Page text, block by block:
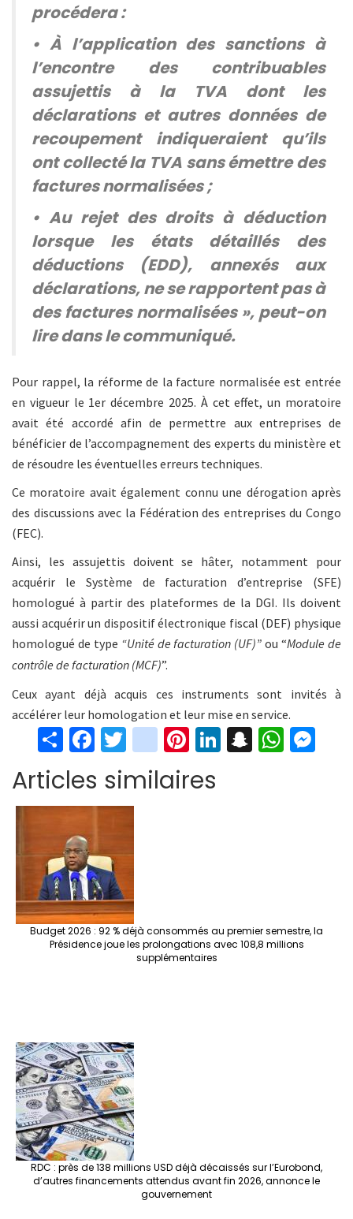
procédera :
• À l’application des sanctions à
l’encontre des contribuables
assujettis à la TVA dont les
déclarations et autres données de
recoupement indiqueraient qu’ils
ont collecté la TVA sans émettre des
factures normalisées ;
• Au rejet des droits à déduction
lorsque les états détaillés des
déductions (EDD), annexés aux
déclarations, ne se rapportent pas à
des factures normalisées », peut-on
lire dans le communiqué.
Pour rappel, la réforme de la facture normalisée est entrée
en vigueur le 1er décembre 2025. À cet effet, un moratoire
avait été accordé afin de permettre aux entreprises de
bénéficier de l’accompagnement des experts du ministère et
de résoudre les éventuelles erreurs techniques.
Ce moratoire avait également connu une dérogation après
des discussions avec la Fédération des entreprises du Congo
(FEC).
Ainsi, les assujettis doivent se hâter, notamment pour
acquérir le Système de facturation d’entreprise (SFE)
homologué à partir des plateformes de la DGI. Ils doivent
aussi acquérir un dispositif électronique fiscal (DEF) physique
homologué de type “Unité de facturation (UF)”ou “Module de
contrôle de facturation (MCF)”.
Ceux ayant déjà acquis ces instruments sont invités à
accélérer leur homologation et leur mise en service.
S
h
ar
e
Fa
ce
b
o
k
T
wi
tt
er
in
st
ag
Pi
er
Li S W
Articles similaires
Budget 2026 : 92 % déjà consommés au premier semestre, la
Présidence joue les prolongations avec 108,8 millions
supplémentaires
RDC : près de 138 millions USD déjà décaissés sur l’Eurobond,
d’autres financements attendus avant fin 2026, annonce le
gouvernement